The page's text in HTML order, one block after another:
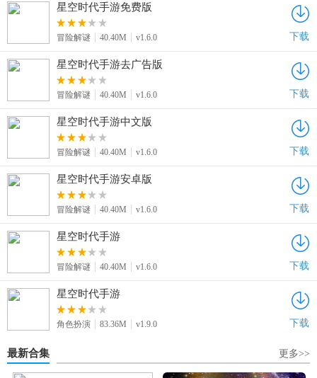
星空时代手游免费版
冒险解谜 40.40M v1.6.0 下载
星空时代手游去广告版
冒险解谜 40.40M v1.6.0 下载
星空时代手游中文版
冒险解谜 40.40M v1.6.0 下载
星空时代手游安卓版
冒险解谜 40.40M v1.6.0 下载
星空时代手游
冒险解谜 40.40M v1.6.0 下载
星空时代手游
角色扮演 83.36M v1.9.0 下载
最新合集 更多>>